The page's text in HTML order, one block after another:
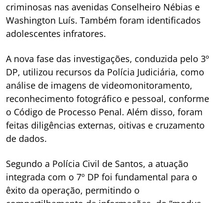
criminosas nas avenidas Conselheiro Nébias e
Washington Luís. Também foram identificados
adolescentes infratores.
A nova fase das investigações, conduzida pelo 3º
DP, utilizou recursos da Polícia Judiciária, como
análise de imagens de videomonitoramento,
reconhecimento fotográfico e pessoal, conforme
o Código de Processo Penal. Além disso, foram
feitas diligências externas, oitivas e cruzamento
de dados.
Segundo a Polícia Civil de Santos, a atuação
integrada com o 7º DP foi fundamental para o
êxito da operação, permitindo o